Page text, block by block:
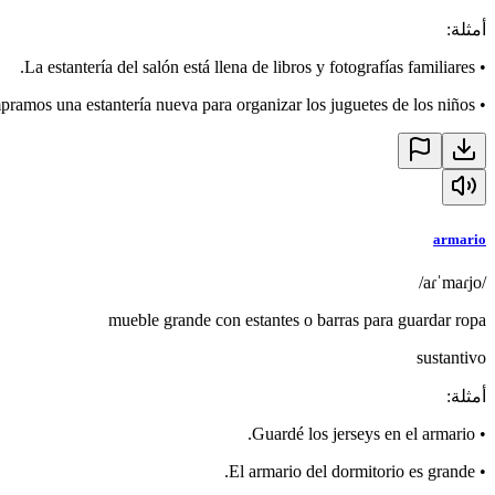
أمثلة:
•
La estantería del salón está llena de libros y fotografías familiares.
•
una estantería nueva para organizar los juguetes de los niños.
armario
/aɾˈmaɾjo/
mueble grande con estantes o barras para guardar ropa
sustantivo
أمثلة:
•
Guardé los jerseys en el armario.
•
El armario del dormitorio es grande.